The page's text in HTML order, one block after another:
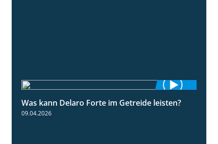
2:43
Was kann Delaro Forte im Getreide leisten?
09.04.2026